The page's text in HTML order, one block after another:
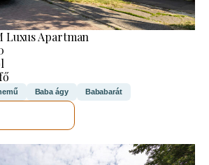
Luxus Apartman
Baba ágy Bababarát